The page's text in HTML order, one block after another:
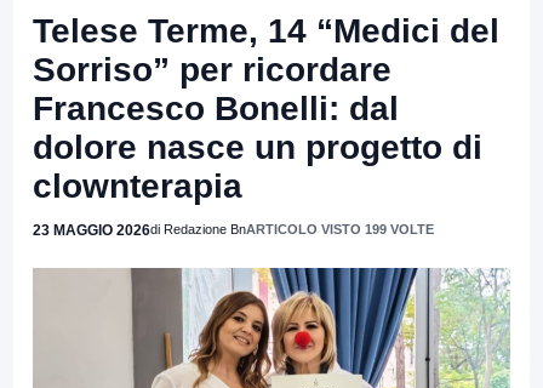
Telese Terme, 14 “Medici del
Sorriso” per ricordare
Francesco Bonelli: dal
dolore nasce un progetto di
clownterapia
23 MAGGIO 2026di Redazione BnARTICOLO VISTO 199 VOLTE